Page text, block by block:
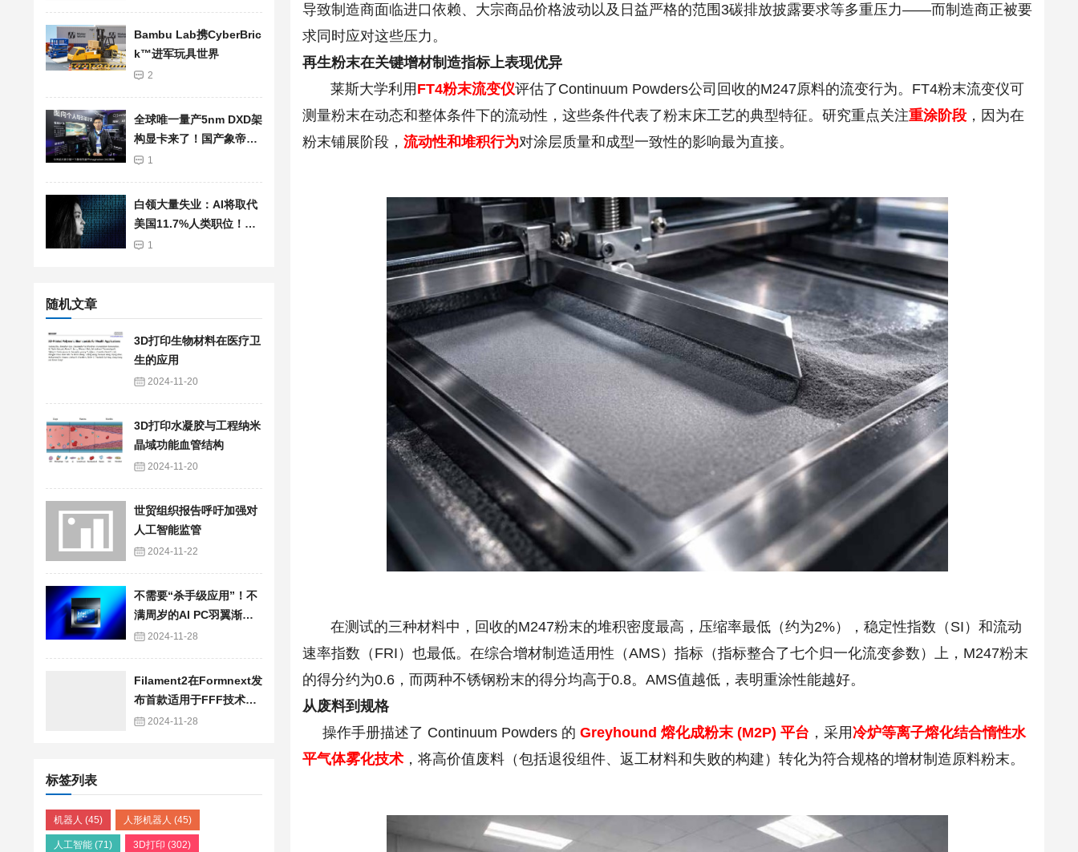
Bambu Lab携Cyber​​Bric
k™进军玩具世界
2
全球唯一量产5nm DXD架
构显卡来了！国产象帝先
自研GPU首发亮相：支持
1
白领大量失业：AI将取代
美国11.7%人类职位！总
薪资高达1.2兆美元
1
随机文章
3D打印生物材料在医疗卫
生的应用
2024-11-20
3D打印水凝胶与工程纳米
晶域功能血管结构
2024-11-20
世贸组织报告呼吁加强对
人工智能监管
2024-11-22
不需要“杀手级应用”！不
满周岁的AI PC羽翼渐丰
看七剑下天山
2024-11-28
Filament2在Formnext发
布首款适用于FFF技术的
硅胶3D打印长丝
2024-11-28
标签列表
机器人 (45) 人形机器人 (45)
人工智能 (71) 3D打印 (302)
导致制造商面临进口依赖、大宗商品价格波动以及日益严格的范围3碳排放披露要求等多重压力——而制造商正被要
求同时应对这些压力。
再生粉末在关键增材制造指标上表现优异
莱斯大学利用 FT4粉末流变仪评估了Continuum Powders公司回收的M247原料的流变行为。FT4粉末流变仪可
测量粉末在动态和整体条件下的流动性，这些条件代表了粉末床工艺的典型特征。研究重点关注重涂阶段，因为在
粉末铺展阶段， 流动性和堆积行为对涂层质量和成型一致性的影响最为直接。
在测试的三种材料中，回收的M247粉末的堆积密度最高，压缩率最低（约为2%），稳定性指数（SI）和流动
速率指数（FRI）也最低。在综合增材制造适用性（AMS）指标（指标整合了七个归一化流变参数）上，M247粉末
的得分约为0.6，而两种不锈钢粉末的得分均高于0.8。AMS值越低，表明重涂性能越好。
从废料到规格
操作手册描述了 Continuum Powders 的 Greyhound 熔化成粉末 (M2P) 平台 ，采用冷炉等离子熔化结合惰性水
平气体雾化技术，将高价值废料（包括退役组件、返工材料和失败的构建）转化为符合规格的增材制造原料粉末。